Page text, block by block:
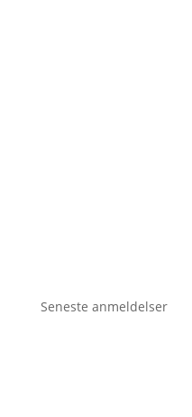
Seneste anmeldelser